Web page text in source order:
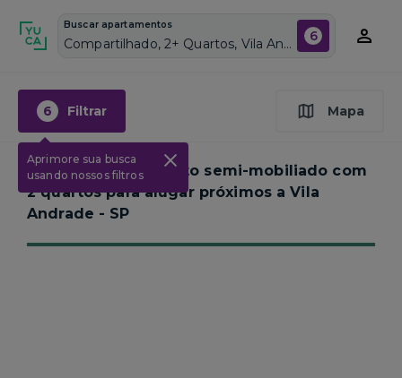
Buscar apartamentos
Compartilhado, 2+ Quartos, Vila Andrade, Vagas de garagem: Sim, Semi mobiliado, Piscina 6
6 Filtrar
Aprimore sua busca
usando nossos filtros
Mapa
Nenhum apartamento semi-mobiliado com
2 quartos para alugar próximos aVila
Andrade - SP